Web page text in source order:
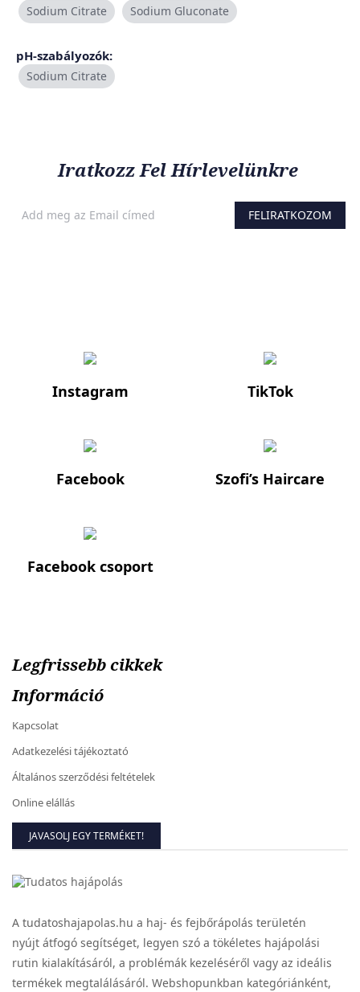
Sodium Citrate Sodium Gluconate
pH-szabályozók:
Sodium Citrate
Iratkozz Fel Hírlevelünkre
FELIRATKOZOM
Instagram TikTok
Facebook Szofi’s Haircare
Facebook csoport
A tudatoshajapolas.hu a haj- és fejbőrápolás területén
nyújt átfogó segítséget, legyen szó a tökéletes hajápolási
rutin kialakításáról, a problémák kezeléséről vagy az ideális
termékek megtalálásáról. Webshopunkban kategóriánként,
Legfrissebb cikkek
Információ
Kapcsolat
Adatkezelési tájékoztató
Általános szerződési feltételek
Online elállás
JAVASOLJ EGY TERMÉKET!